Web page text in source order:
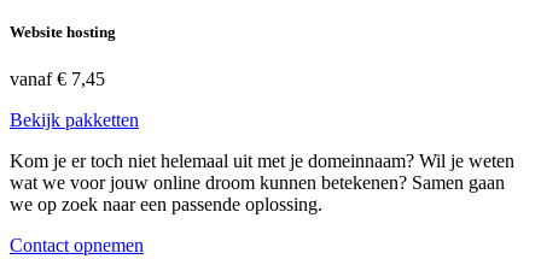
Website hosting
vanaf€ 7,45
Bekijk pakketten
Kom je er toch niet helemaal uit met je domeinnaam? Wil je weten
wat we voor jouw online droom kunnen betekenen? Samen gaan
we op zoek naar een passende oplossing.
Contact opnemen